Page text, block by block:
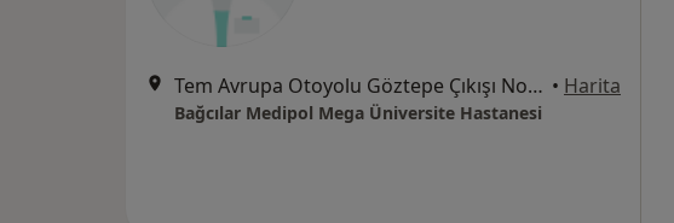
Tem Avrupa Otoyolu Göztepe Çıkışı No: 1Bağcılar, İstanbul • Harita
Bağcılar Medipol Mega Üniversite Hastanesi